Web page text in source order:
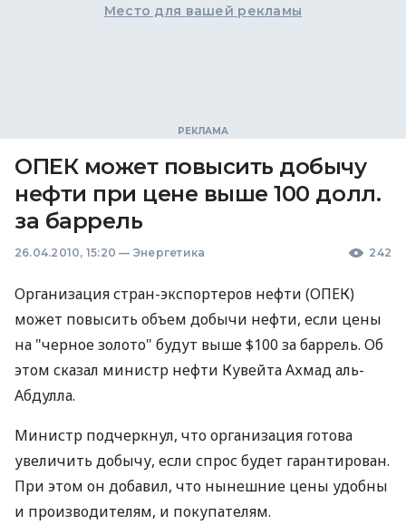
Место для вашей рекламы
ОПЕК может повысить добычу
нефти при цене выше 100 долл.
за баррель
26.04.2010, 15:20 — Энергетика 242
Организация стран-экспортеров нефти (ОПЕК)
может повысить объем добычи нефти, если цены
на "черное золото" будут выше $100 за баррель. Об
этом сказал министр нефти Кувейта Ахмад аль-
Абдулла.
Министр подчеркнул, что организация готова
увеличить добычу, если спрос будет гарантирован.
При этом он добавил, что нынешние цены удобны
и производителям, и покупателям.